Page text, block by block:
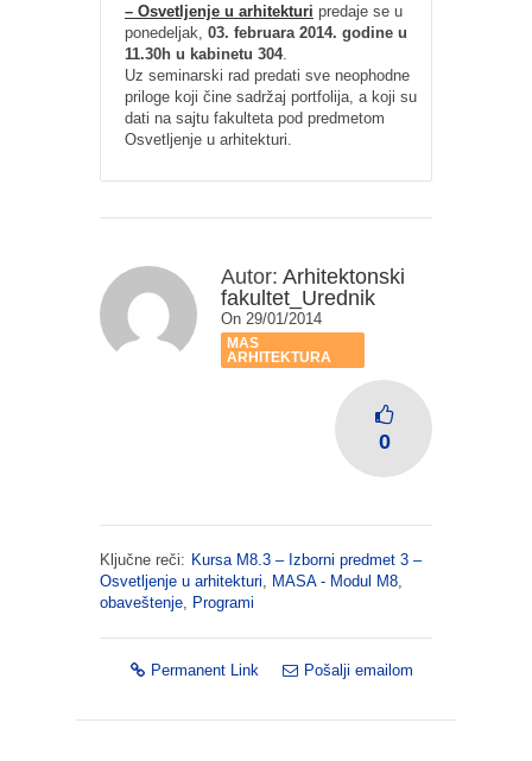
– Osvetljenje u arhitekturi predaje se u
ponedeljak, 03. februara 2014. godine u
11.30h u kabinetu 304.
Uz seminarski rad predati sve neophodne
priloge koji čine sadržaj portfolija, a koji su
dati na sajtu fakulteta pod predmetom
Osvetljenje u arhitekturi.
Autor: Arhitektonski
fakultet_Urednik
On 29/01/2014
MAS
ARHITEKTURA
0
Ključne reči: Kursa M8.3 – Izborni predmet 3 –
Osvetljenje u arhitekturi, MASA - Modul M8,
obaveštenje, Programi
Permanent Link Pošalji emailom